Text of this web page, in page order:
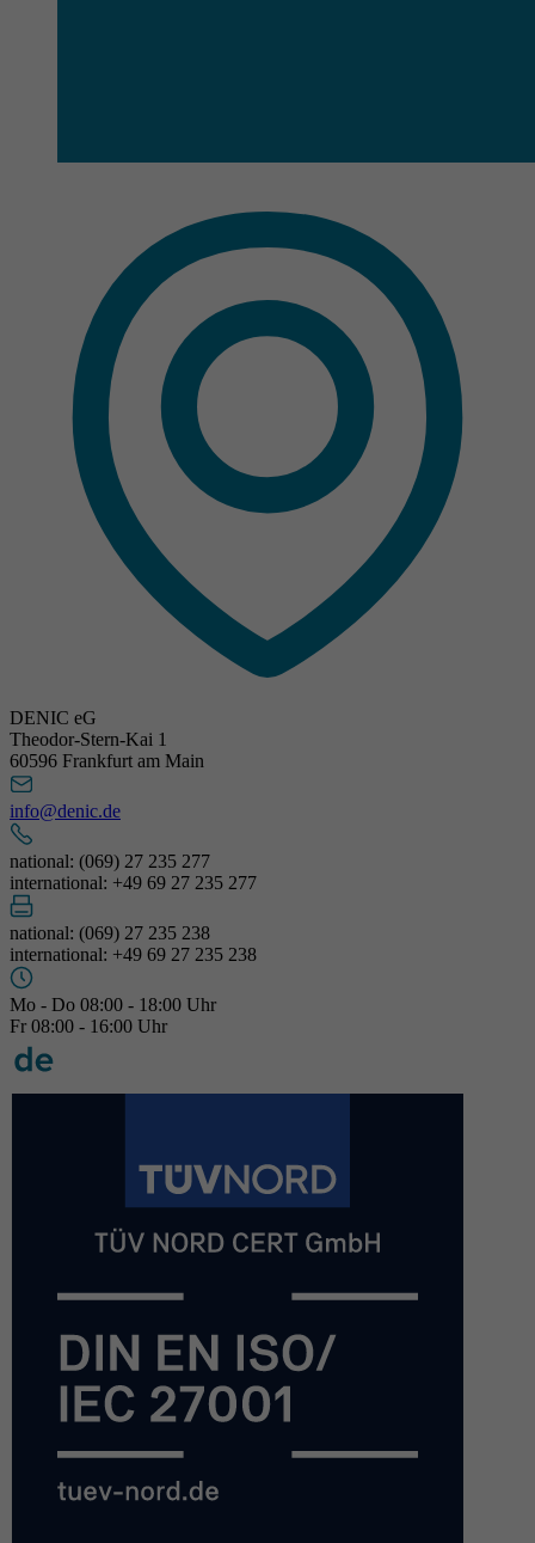
DENIC eG
Theodor-Stern-Kai 1
60596 Frankfurt am Main
info@denic.de
national: (069) 27 235 277
international: +49 69 27 235 277
national: (069) 27 235 238
international: +49 69 27 235 238
Mo - Do 08:00 - 18:00 Uhr
Fr 08:00 - 16:00 Uhr